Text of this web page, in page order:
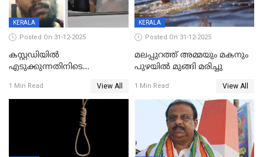
KERALA
Posted On 31-12-2025
കസ്റ്റഡിയിൽ
എടുക്കുന്നതിനിടെ
വധശ്രമക്കേസ് പ്രതി പിടിയിൽ
1 Min Read View All
KERALA
Posted On 31-12-2025
മലപ്പുറത്ത് അമ്മയും മകനും
പുഴയിൽ മുങ്ങി മരിച്ചു
1 Min Read View All